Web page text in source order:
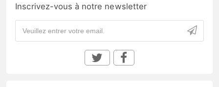
Inscrivez-vous à notre newsletter